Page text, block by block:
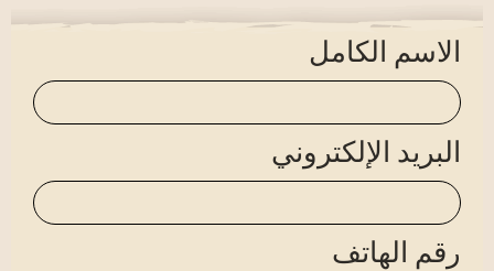
الاسم الكامل
البريد الإلكتروني
رقم الهاتف